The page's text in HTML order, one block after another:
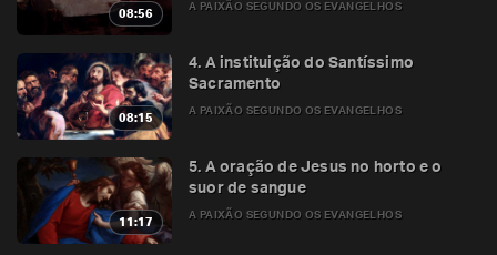
08:56
A PAIXÃO SEGUNDO OS EVANGELHOS
08:15
4. A instituição do Santíssimo
Sacramento
A PAIXÃO SEGUNDO OS EVANGELHOS
11:17
5. A oração de Jesus no horto e o
suor de sangue
A PAIXÃO SEGUNDO OS EVANGELHOS